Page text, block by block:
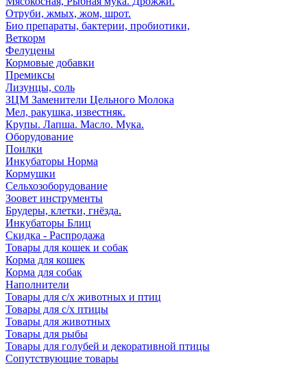
Отруби, жмых, жом, шрот.
Био препараты, бактерии, пробиотики,
Веткорм
Фелуцены
Кормовые добавки
Премиксы
Лизунцы, соль
ЗЦМ Заменители Цельного Молока
Мел, ракушка, известняк.
Крупы. Лапша. Масло. Мука.
Оборудование
Поилки
Инкубаторы Норма
Кормушки
Сельхозоборудование
Зоовет инструменты
Брудеры, клетки, гнёзда.
Инкубаторы Блиц
Скидка - Распродажа
Товары для кошек и собак
Корма для кошек
Корма для собак
Наполнители
Товары для с/х животных и птиц
Товары для с/х птицы
Товары для животных
Товары для рыбы
Товары для голубей и декоративной птицы
Сопутствующие товары